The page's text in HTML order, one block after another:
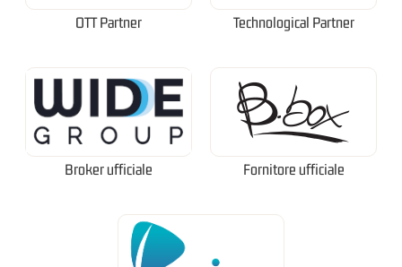
OTT Partner Technological Partner
Broker ufficiale Fornitore ufficiale